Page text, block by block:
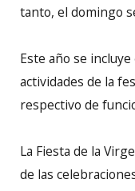
tanto, el domingo
Este año se
actividades de la
respectivo de
La Fiesta de la
de las